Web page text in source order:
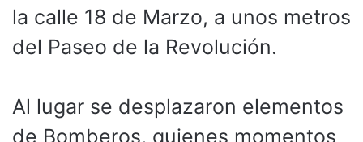
la calle 18 de Marzo, a unos metros
del Paseo de la Revolución.
Al lugar se desplazaron elementos
de Bomberos, quienes momentos